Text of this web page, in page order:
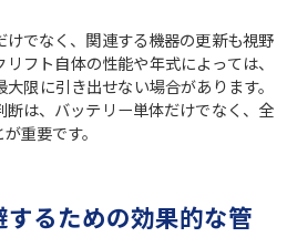
でなく、関連する機器の更新も視野
フト自体の性能や年式によっては、
限に引き出せない場合があります。
断は、バッテリー単体だけでなく、全
重要です。
するための効果的な管